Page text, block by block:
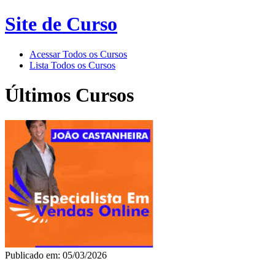
Site de Curso
Acessar Todos os Cursos
Lista Todos os Cursos
Últimos Cursos
Publicado em: 05/03/2026